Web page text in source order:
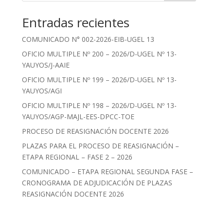
Entradas recientes
COMUNICADO N° 002-2026-EIB-UGEL 13
OFICIO MULTIPLE Nº 200 – 2026/D-UGEL Nº 13-
YAUYOS/J-AAIE
OFICIO MULTIPLE Nº 199 – 2026/D-UGEL Nº 13-
YAUYOS/AGI
OFICIO MULTIPLE Nº 198 – 2026/D-UGEL Nº 13-
YAUYOS/AGP-MAJL-EES-DPCC-TOE
PROCESO DE REASIGNACIÓN DOCENTE 2026
PLAZAS PARA EL PROCESO DE REASIGNACIÓN –
ETAPA REGIONAL – FASE 2 – 2026
COMUNICADO – ETAPA REGIONAL SEGUNDA FASE –
CRONOGRAMA DE ADJUDICACIÓN DE PLAZAS
REASIGNACIÓN DOCENTE 2026